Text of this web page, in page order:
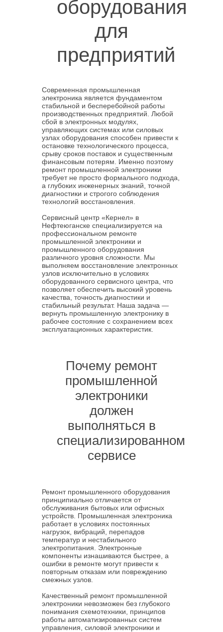
оборудования
для
предприятий
Современная промышленная
электроника является фундаментом
стабильной и бесперебойной работы
производственных предприятий. Любой
сбой в электронных модулях,
управляющих системах или силовых
узлах оборудования способен привести к
остановке технологического процесса,
срыву сроков поставок и существенным
финансовым потерям. Именно поэтому
ремонт промышленной электроники
требует не просто формального подхода,
а глубоких инженерных знаний, точной
диагностики и строгого соблюдения
технологий восстановления.
Сервисный центр «Кернел» в
Нефтеюганске специализируется на
профессиональном ремонте
промышленной электроники и
промышленного оборудования
различного уровня сложности. Мы
выполняем восстановление электронных
узлов исключительно в условиях
оборудованного сервисного центра, что
позволяет обеспечить высокий уровень
качества, точность диагностики и
стабильный результат. Наша задача —
вернуть промышленную электронику в
рабочее состояние с сохранением всех
эксплуатационных характеристик.
Почему ремонт
промышленной
электроники
должен
выполняться в
специализированном
сервисе
Ремонт промышленного оборудования
принципиально отличается от
обслуживания бытовых или офисных
устройств. Промышленная электроника
работает в условиях постоянных
нагрузок, вибраций, перепадов
температур и нестабильного
электропитания. Электронные
компоненты изнашиваются быстрее, а
ошибки в ремонте могут привести к
повторным отказам или повреждению
смежных узлов.
Качественный ремонт промышленной
электроники невозможен без глубокого
понимания схемотехники, принципов
работы автоматизированных систем
управления, силовой электроники и